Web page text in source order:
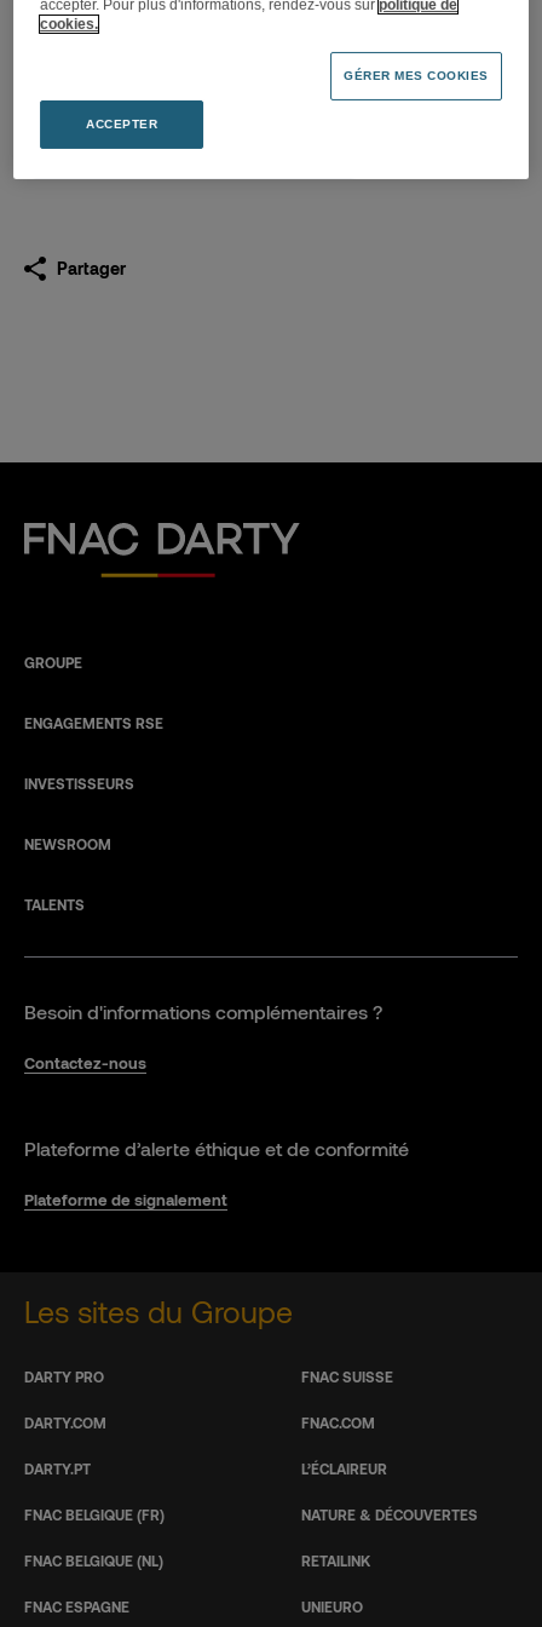
Darty Cuisine s’installe à
Loriol
Télécharger (PDF 444,2 Ko)
Partager
Fnac Darty
GROUPE
ENGAGEMENTS RSE
INVESTISSEURS
NEWSROOM
TALENTS
Besoin d'informations complémentaires ?
Contactez-nous
Plateforme d’alerte éthique et de conformité
Plateforme de signalement
Les sites du Groupe
DARTY PRO
DARTY.COM
DARTY.PT
FNAC BELGIQUE (FR)
FNAC BELGIQUE (NL)
FNAC ESPAGNE
FNAC SUISSE
FNAC.COM
L’ÉCLAIREUR
NATURE & DÉCOUVERTES
RETAILINK
UNIEURO
accepter. Pour plus d'informations, rendez-vous surpolitique de
cookies.
GÉRER MES COOKIES
ACCEPTER